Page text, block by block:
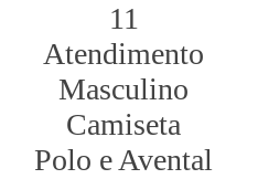
11
Atendimento
Masculino
Camiseta
Polo e Avental